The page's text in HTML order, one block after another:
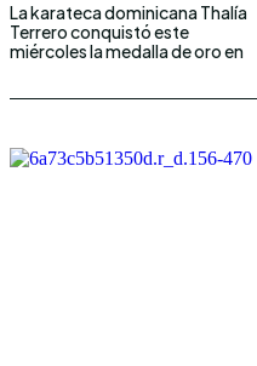
La karateca dominicana Thalía
Terrero conquistó este
miércoles la medalla de oro en
los XXV Juegos
Centroamericanos y del Caribe